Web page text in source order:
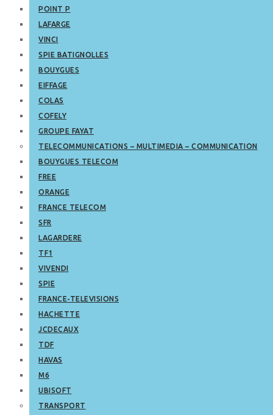
POINT P
LAFARGE
VINCI
SPIE BATIGNOLLES
BOUYGUES
EIFFAGE
COLAS
COFELY
GROUPE FAYAT
TELECOMMUNICATIONS – MULTIMEDIA – COMMUNICATION
BOUYGUES TELECOM
FREE
ORANGE
FRANCE TELECOM
SFR
LAGARDERE
TF1
VIVENDI
SPIE
FRANCE-TELEVISIONS
HACHETTE
JCDECAUX
TDF
HAVAS
M6
UBISOFT
TRANSPORT